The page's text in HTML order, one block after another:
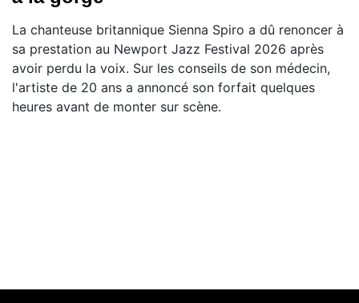
La chanteuse britannique Sienna Spiro a dû renoncer à
sa prestation au Newport Jazz Festival 2026 après
avoir perdu la voix. Sur les conseils de son médecin,
l'artiste de 20 ans a annoncé son forfait quelques
heures avant de monter sur scène.